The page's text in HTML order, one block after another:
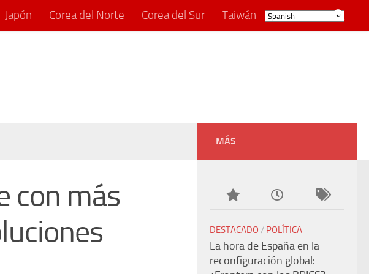
Japón Corea del Norte Corea del Sur Taiwán
con más
MÁS
DESTACADO / POLÍTICA
La hora de España en la
reconfiguración global: